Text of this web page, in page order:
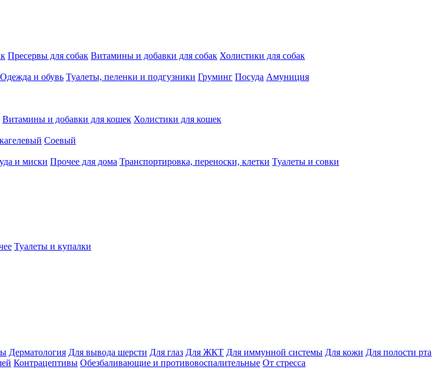
Пресервы для собак Витамины и добавки для собак Холистики для собак
Одежда и обувь Туалеты, пеленки и подгузники Груминг Посуда Амуниция
Витамины и добавки для кошек Холистики для кошек
Соевый
и миски Прочее для дома Транспортировка, переноски, клетки Туалеты и совки
Туалеты и купалки
Дерматология Для вывода шерсти Для глаз Для ЖКТ Для иммунной системы Для кожи Для полости рта
Контрацептивы Обезбаливающие и противовоспалительные От стресса